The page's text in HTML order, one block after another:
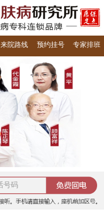
来院路线 预约挂号 专家排班